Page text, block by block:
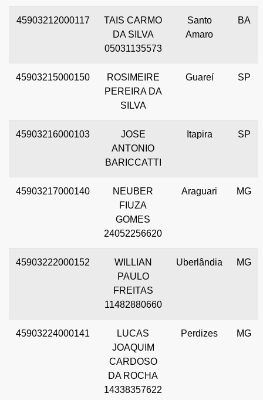
45903212000117
TAIS CARMO
DA SILVA
05031135573
Santo
Amaro
BA
45903215000150
ROSIMEIRE
PEREIRA DA
SILVA
Guareí SP
45903216000103
JOSE
ANTONIO
BARICCATTI
Itapira SP
45903217000140
NEUBER
FIUZA
GOMES
24052256620
Araguari MG
45903222000152
WILLIAN
PAULO
FREITAS
11482880660
Uberlândia MG
45903224000141
LUCAS
JOAQUIM
CARDOSO
DA ROCHA
14338357622
Perdizes MG